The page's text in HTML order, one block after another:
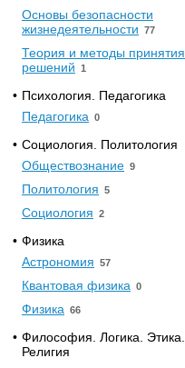
Основы безопасности
жизнедеятельности 77
Теория и методы принятия
решений 1
• Психология. Педагогика
Педагогика 0
• Социология. Политология
Обществознание 9
Политология 5
Социология 2
• Физика
Астрономия 57
Квантовая физика 0
Физика 66
• Философия. Логика. Этика.
Религия